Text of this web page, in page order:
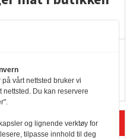
i 2025
vårt nettsted bruker vi
nettsted. Du kan reservere
og lignende verktøy for
tilpasse innhold til deg